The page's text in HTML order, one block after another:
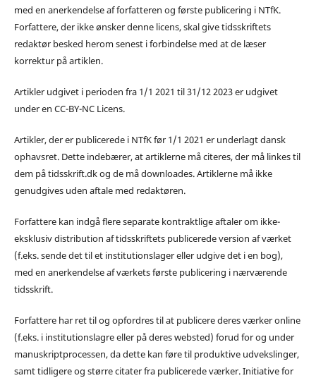
med en anerkendelse af forfatteren og første publicering i NTfK.
Forfattere, der ikke ønsker denne licens, skal give tidsskriftets
redaktør besked herom senest i forbindelse med at de læser
korrektur på artiklen.
Artikler udgivet i perioden fra 1/1 2021 til 31/12 2023 er udgivet
under en CC-BY-NC Licens.
Artikler, der er publicerede i NTfK før 1/1 2021 er underlagt dansk
ophavsret. Dette indebærer, at artiklerne må citeres, der må linkes til
dem på tidsskrift.dk og de må downloades. Artiklerne må ikke
genudgives uden aftale med redaktøren.
Forfattere kan indgå flere separate kontraktlige aftaler om ikke-
eksklusiv distribution af tidsskriftets publicerede version af værket
(f.eks. sende det til et institutionslager eller udgive det i en bog),
med en anerkendelse af værkets første publicering i nærværende
tidsskrift.
Forfattere har ret til og opfordres til at publicere deres værker online
(f.eks. i institutionslagre eller på deres websted) forud for og under
manuskriptprocessen, da dette kan føre til produktive udvekslinger,
samt tidligere og større citater fra publicerede værker. Initiative for